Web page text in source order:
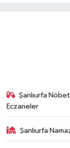
Şanlıurfa
Eczaneler
Şanlıurfa